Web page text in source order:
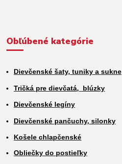
Obľúbené kategórie
Dievčenské šaty, tuniky a sukne
Tričká pre dievčatá, blúzky
Dievčenské legíny
Dievčenské pančuchy, silonky
Košele chlapčenské
Obliečky do postieľky